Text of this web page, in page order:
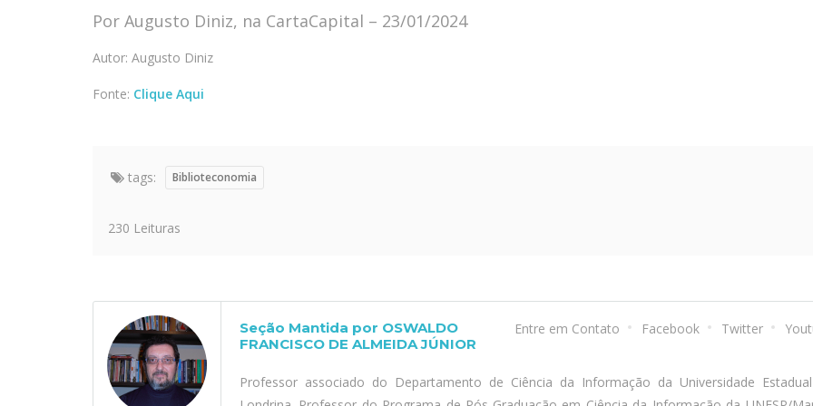
Por Augusto Diniz, na CartaCapital – 23/01/2024
Autor: Augusto Diniz
Fonte: Clique Aqui
tags: Biblioteconomia
230 Leituras
Entre em Contato Facebook Twitter
Seção Mantida por OSWALDO
FRANCISCO DE ALMEIDA JÚNIOR
Professor associado do Departamento de Ciência da Informação da Universidade